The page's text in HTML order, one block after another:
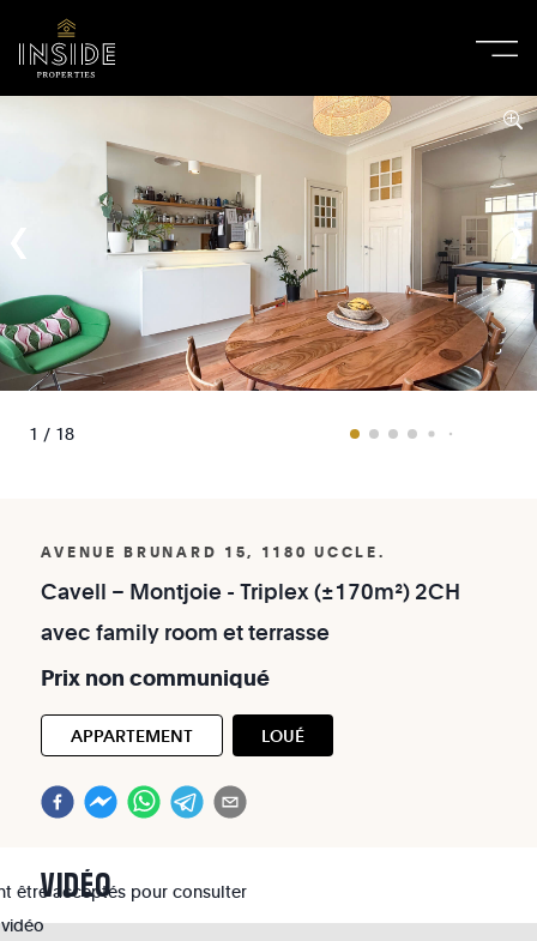
1 / 18
AVENUE BRUNARD 15, 1180 UCCLE.
Cavell – Montjoie -Triplex(±170m²) 2CH
avecfamily roometterrasse
Prix noncommuniqué
APPARTEMENT LOUÉ
VIDÉO
être acceptés pour consulter